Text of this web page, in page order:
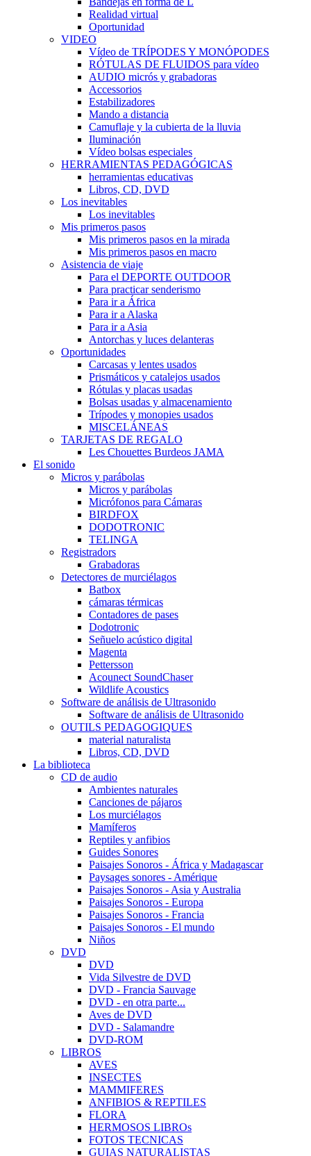
Realidad virtual
Oportunidad
VIDEO
Vídeo de TRÍPODES Y MONÓPODES
RÓTULAS DE FLUIDOS para vídeo
AUDIO micrós y grabadoras
Accessorios
Estabilizadores
Mando a distancia
Camuflaje y la cubierta de la lluvia
Iluminación
Vídeo bolsas especiales
HERRAMIENTAS PEDAGÓGICAS
herramientas educativas
Libros, CD, DVD
Los inevitables
Los inevitables
Mis primeros pasos
Mis primeros pasos en la mirada
Mis primeros pasos en macro
Asistencia de viaje
Para el DEPORTE OUTDOOR
Para practicar senderismo
Para ir a África
Para ir a Alaska
Para ir a Asia
Antorchas y luces delanteras
Oportunidades
Carcasas y lentes usados
Prismáticos y catalejos usados
Rótulas y placas usadas
Bolsas usadas y almacenamiento
Trípodes y monopies usados
MISCELÁNEAS
TARJETAS DE REGALO
Les Chouettes Burdeos JAMA
El sonido
Micros y parábolas
Micros y parábolas
Micrófonos para Cámaras
BIRDFOX
DODOTRONIC
TELINGA
Registradors
Grabadoras
Detectores de murciélagos
Batbox
cámaras térmicas
Contadores de pases
Dodotronic
Señuelo acústico digital
Magenta
Pettersson
Acounect SoundChaser
Wildlife Acoustics
Software de análisis de Ultrasonido
Software de análisis de Ultrasonido
OUTILS PEDAGOGIQUES
material naturalista
Libros, CD, DVD
La biblioteca
CD de audio
Ambientes naturales
Canciones de pájaros
Los murciélagos
Mamíferos
Reptiles y anfibios
Guides Sonores
Paisajes Sonoros - África y Madagascar
Paysages sonores - Amérique
Paisajes Sonoros - Asia y Australia
Paisajes Sonoros - Europa
Paisajes Sonoros - Francia
Paisajes Sonoros - El mundo
Niños
DVD
DVD
Vida Silvestre de DVD
DVD - Francia Sauvage
DVD - en otra parte...
Aves de DVD
DVD - Salamandre
DVD-ROM
LIBROS
AVES
INSECTES
MAMMIFERES
ANFIBIOS & REPTILES
FLORA
HERMOSOS LIBROs
FOTOS TECNICAS
GUIAS NATURALISTAS